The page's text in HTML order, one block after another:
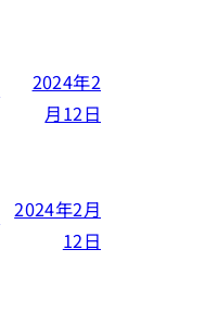
2024年2
月12日
2024年2月
12日